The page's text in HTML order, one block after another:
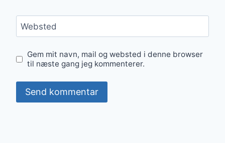
Websted
Gem mit navn, mail og websted i denne browser
til næste gang jeg kommenterer.